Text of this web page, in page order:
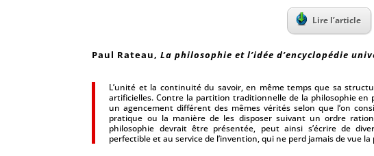
Lire l’article
Paul Rateau,La philosophie et l’idée d’encyclopédie
L’unité et la continuité du savoir, en même temps que sa
artificielles. Contre la partition traditionnelle de la philosophie en
un agencement différent des mêmes vérités selon que l’on
pratique ou la manière de les disposer suivant un ordre
philosophie devrait être présentée, peut ainsi s’écrire de
perfectible et au service de l’invention, qui ne perd jamais de vue